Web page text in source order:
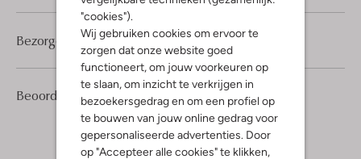
"cookies").
Wij gebruiken cookies om ervoor te
zorgen dat onze website goed
functioneert, om jouw voorkeuren op
te slaan, om inzicht te verkrijgen in
bezoekersgedrag en om een profiel op
te bouwen van jouw online gedrag voor
gepersonaliseerde advertenties. Door
op "Accepteer alle cookies" te klikken,
Beoordelingen (3) 4/5
3
4
Sterren
Bezorgen & retourneren